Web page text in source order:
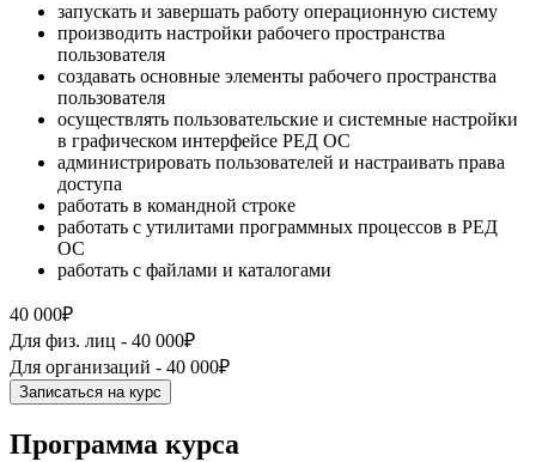
запускать и завершать работу операционную систему
производить настройки рабочего пространства
пользователя
создавать основные элементы рабочего пространства
пользователя
осуществлять пользовательские и системные настройки
в графическом интерфейсе РЕД ОС
администрировать пользователей и настраивать права
доступа
работать в командной строке
работать с утилитами программных процессов в РЕД
ОС
работать с файлами и каталогами
40 000₽
Для физ. лиц - 40 000₽
Для организаций - 40 000₽
Записаться на курс
Программа курса